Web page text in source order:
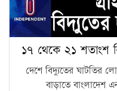
১৭ থেকে ২১ শতাংশ
দেশে বিদ্যুতের ঘাটতির
বাড়াতে বাংলাদেশ